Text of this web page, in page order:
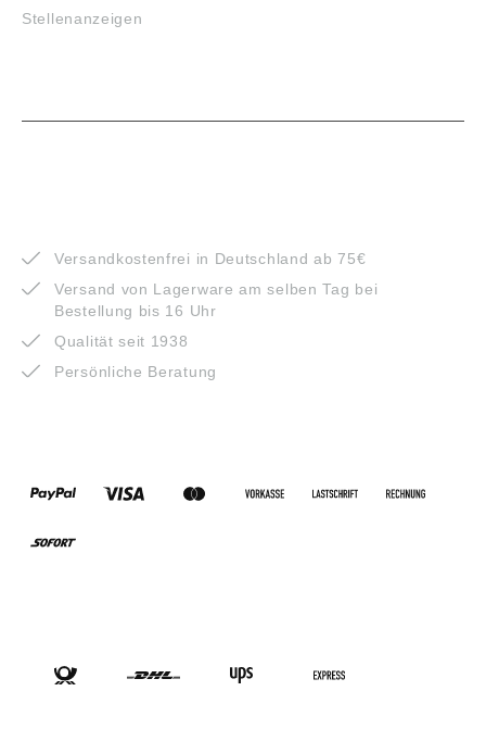
Stellenanzeigen
Versandkostenfrei in Deutschland ab 75€
Versand von Lagerware am selben Tag bei
Bestellung bis 16 Uhr
Qualität seit 1938
Persönliche Beratung